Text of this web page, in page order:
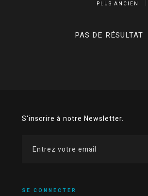
PLUS ANCIEN
PAS DE RÉSULTAT
S'inscrire à notre Newsletter.
SE CONNECTER